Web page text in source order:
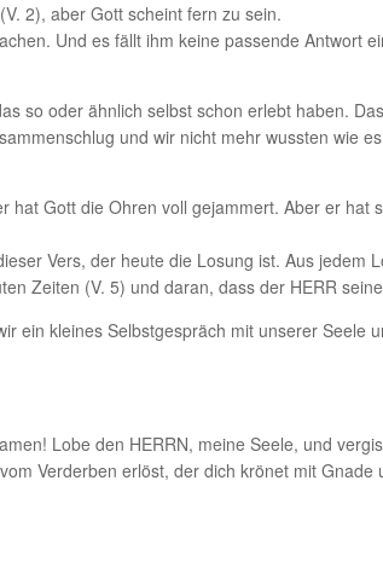
2), aber Gott scheint fern zu sein.
Und es fällt ihm keine passende Antwort
so oder ähnlich selbst schon erlebt haben.
und wir nicht mehr wussten wie
Gott die Ohren voll gejammert. Aber er
Vers, der heute die Losung ist. Aus jedem
Zeiten (V. 5) und daran, dass der HERR
ein kleines Selbstgespräch mit unserer Seele
Lobe den HERRN, meine Seele, und
Verderben erlöst, der dich krönet mit